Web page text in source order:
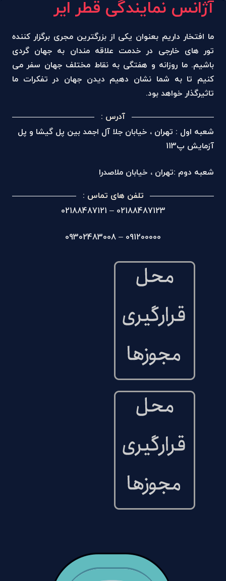
آژانس نمایندگی قطر ایر
ما افتخار داریم بعنوان یکی از بزرگترین مجری برگزار کننده
تور های خارجی در خدمت علاقه مندان به جهان گردی
باشیم. ما روزانه و هفتگی به نقاط مختلف جهان سفر می
کنیم تا به شما نشان دهیم دیدن جهان در تفکرات ما
تاثیرگذار خواهد بود.
آدرس :
شعبه اول : تهران ، خیابان جلا آل اجمد بین پل گیشا و پل
آزمایش پ113
شعبه دوم :تهران ، خیابان ملاصدرا
تلفن های تماس :
02188487123 – 02188487121
091200000 – 09302483008